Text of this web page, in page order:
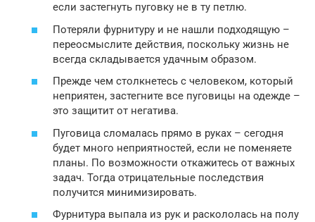
если застегнуть пуговку не в ту петлю.
Потеряли фурнитуру и не нашли подходящую –
переосмыслите действия, поскольку жизнь не
всегда складывается удачным образом.
Прежде чем столкнетесь с человеком, который
неприятен, застегните все пуговицы на одежде –
это защитит от негатива.
Пуговица сломалась прямо в руках – сегодня
будет много неприятностей, если не поменяете
планы. По возможности откажитесь от важных
задач. Тогда отрицательные последствия
получится минимизировать.
Фурнитура выпала из рук и раскололась на полу